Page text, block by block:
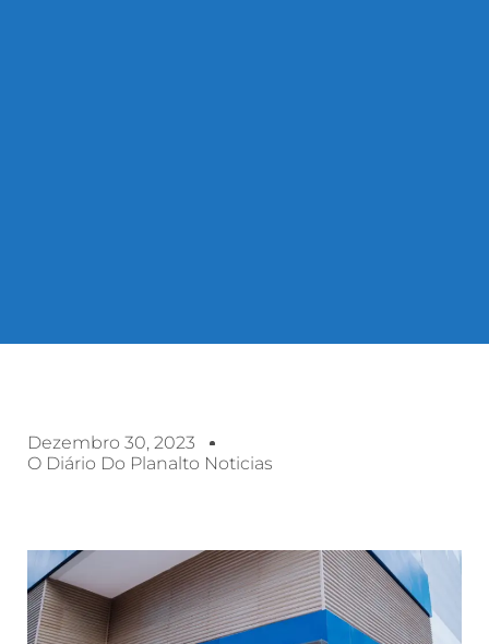
Dezembro 30, 2023
O Diário Do Planalto Noticias